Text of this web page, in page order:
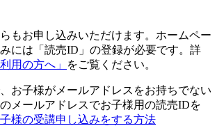
もお申し込みいただけます。ホームペー
には「読売ID」の登録が必要です。詳
用の方へ」 をご覧ください。
お子様がメールアドレスをお持ちでない
メールアドレスでお子様用の読売IDを
様の受講申し込みをする方法